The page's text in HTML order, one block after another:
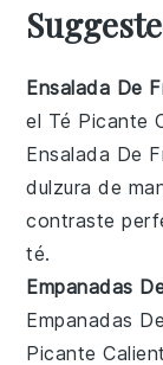
Ensalada De
el Té Picante
Ensalada De
dulzura de
contraste
té.
Empanadas
Empanadas
Picante